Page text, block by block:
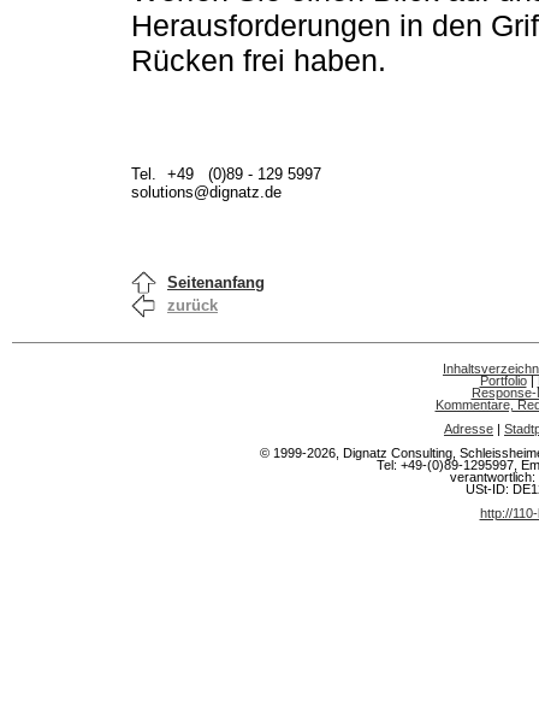
Herausforderungen in den
Rücken frei haben.
Tel.
+49 (0)89 - 129 5997
solutions@dignatz.de
Seitenanfang
zurück
Portfolio|
Kommentare,
Adresse |
© 1999-2026, Dignatz Consulting,
Tel: +49-(0)89-1295997,
verantwortlich:
USt-ID:
http://